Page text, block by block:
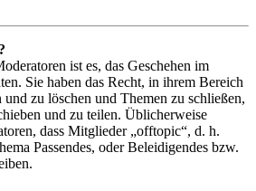
ist es, das Geschehen im
Sie haben das Recht, in ihrem Bereich
und zu löschen und Themen zu schließen,
und zu teilen. Üblicherweise
dass Mitglieder „offtopic“, d. h.
Passendes, oder Beleidigendes bzw.